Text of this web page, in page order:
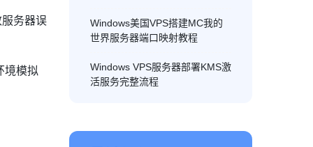
务器误
境模拟
Windows美国VPS搭建MC我的
世界服务器端口映射教程
Windows VPS服务器部署KMS激
活服务完整流程